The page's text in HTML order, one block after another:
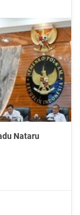
Nataru